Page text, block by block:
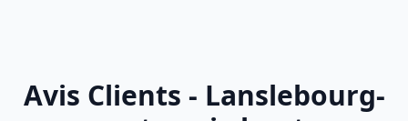
Avis Clients - Lanslebourg-